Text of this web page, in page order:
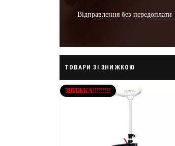
Відправлення без передоплати
ТОВАРИ ЗІ ЗНИЖКОЮ
ЗНИЖКА!!!!!!!!!